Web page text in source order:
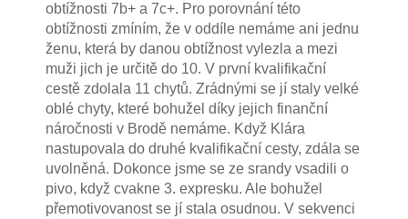
obtížnosti 7b+ a 7c+. Pro porovnání této
obtížnosti zmíním, že v oddíle nemáme ani jednu
ženu, která by danou obtížnost vylezla a mezi
muži jich je určitě do 10. V první kvalifikační
cestě zdolala 11 chytů. Zrádnými se jí staly velké
oblé chyty, které bohužel díky jejich finanční
náročnosti v Brodě nemáme. Když Klára
nastupovala do druhé kvalifikační cesty, zdála se
uvolněná. Dokonce jsme se ze srandy vsadili o
pivo, když cvakne 3. expresku. Ale bohužel
přemotivovanost se jí stala osudnou. V sekvenci